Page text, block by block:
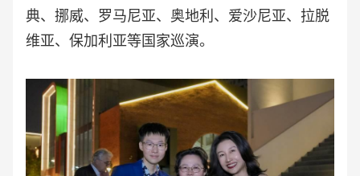
典、挪威、罗马尼亚、奥地利、爱沙尼亚、拉脱
维亚、保加利亚等国家巡演。